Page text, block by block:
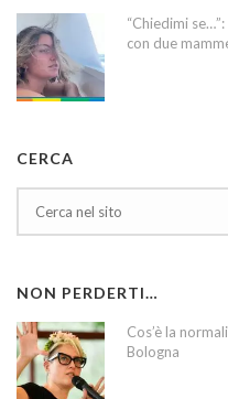
“Chiedimi
con due
CERCA
NON PERDERTI…
Cos’è la
Bologna